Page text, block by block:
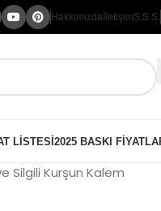
Hakkımızda İletişimS.S.S.
LİSTESİ2025 BASKI
Silgili Kurşun Kalem